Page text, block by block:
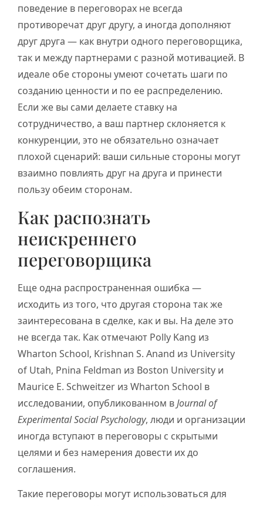
поведение в переговорах не всегда
противоречат друг другу, а иногда дополняют
друг друга — как внутри одного переговорщика,
так и между партнерами с разной мотивацией. В
идеале обе стороны умеют сочетать шаги по
созданию ценности и по ее распределению.
Если же вы сами делаете ставку на
сотрудничество, а ваш партнер склоняется к
конкуренции, это не обязательно означает
плохой сценарий: ваши сильные стороны могут
взаимно повлиять друг на друга и принести
пользу обеим сторонам.
Как распознать
неискреннего
переговорщика
Еще одна распространенная ошибка —
исходить из того, что другая сторона так же
заинтересована в сделке, как и вы. На деле это
не всегда так. Как отмечают Polly Kang из
Wharton School, Krishnan S. Anand из University
of Utah, Pnina Feldman из Boston University и
Maurice E. Schweitzer из Wharton School в
исследовании, опубликованном вJournal of
Experimental Social Psychology, люди и организации
иногда вступают в переговоры с скрытыми
целями и без намерения довести их до
соглашения.
Такие переговоры могут использоваться для